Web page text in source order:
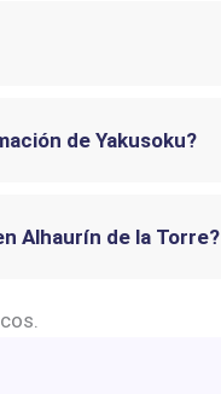
de Yakusoku?
Alhaurín de la Torre?